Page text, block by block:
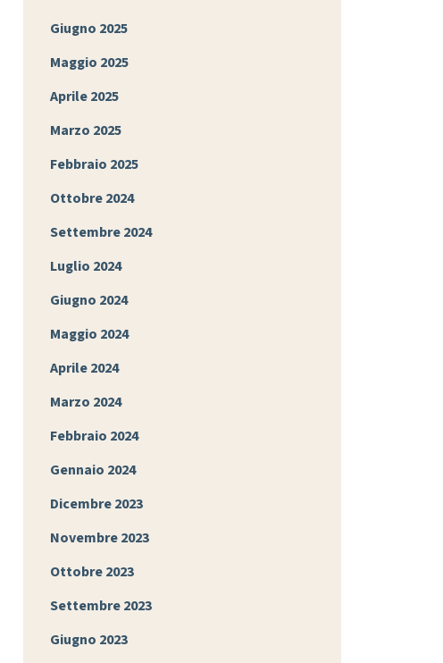
Giugno 2025
Maggio 2025
Aprile 2025
Marzo 2025
Febbraio 2025
Ottobre 2024
Settembre 2024
Luglio 2024
Giugno 2024
Maggio 2024
Aprile 2024
Marzo 2024
Febbraio 2024
Gennaio 2024
Dicembre 2023
Novembre 2023
Ottobre 2023
Settembre 2023
Giugno 2023